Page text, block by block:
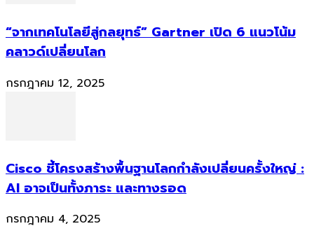
“จากเทคโนโลยีสู่กลยุทธ์” Gartner เปิด 6 แนวโน้ม
คลาวด์เปลี่ยนโลก
กรกฎาคม 12, 2025
Cisco ชี้โครงสร้างพื้นฐานโลกกำลังเปลี่ยนครั้งใหญ่ :
AI อาจเป็นทั้งภาระ และทางรอด
กรกฎาคม 4, 2025